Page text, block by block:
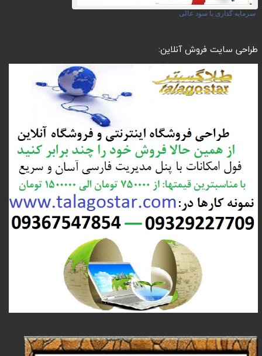
سرمایه گذاری با سود عالی
طراحی سایت فروش آنلاین: